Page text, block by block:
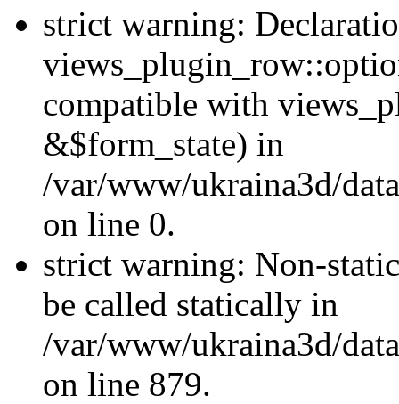
strict warning:
compatible with
&$form_state) in
/var/www/ukraina3d/
on line 0.
strict warning: Non-
be called statically in
/var/www/ukraina3d/
on line 879.